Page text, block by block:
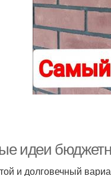
идеи
и долговечный